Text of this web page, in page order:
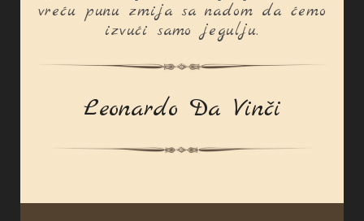
vreću punu zmija sa nadom da ćemo
izvući samo jegulju.
Leonardo Da Vinči